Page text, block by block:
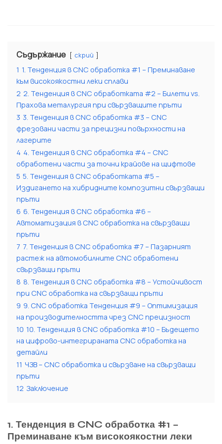
Съдържание скрий
1 1. Тенденция в CNC обработка #1 – Преминаване
към високоякостни леки сплави
2 2. Тенденция в CNC обработката #2 – Билети vs.
Прахова металургия при свързващите пръти
3 3. Тенденция в CNC обработка #3 – CNC
фрезовани части за прецизни повърхности на
лагерите
4 4. Тенденция в CNC обработка #4 – CNC
обработени части за точни крайове на щифтове
5 5. Тенденция в CNC обработката #5 –
Издигането на хибридните композитни свързващи
пръти
6 6. Тенденция в CNC обработка #6 –
Автоматизация в CNC обработка на свързващи
пръти
7 7. Тенденция в CNC обработка #7 – Пазарният
растеж на автомобилните CNC обработени
свързващи пръти
8 8. Тенденция в CNC обработка #8 – Устойчивост
при CNC обработка на свързващи пръти
9 9. CNC обработка Тенденция #9 – Оптимизация
на производителността чрез CNC прецизност
10 10. Тенденция в CNC обработка #10 – Бъдещето
на цифрово-интегрираната CNC обработка на
детайли
11 ЧЗВ – CNC обработка и свързване на свързващи
пръти
12 Заключение
1. Тенденция в CNC обработка #1 –
Преминаване към високоякостни леки